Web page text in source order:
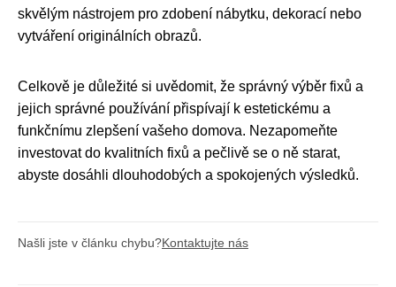
skvělým nástrojem pro zdobení nábytku, dekorací nebo
vytváření originálních obrazů.
Celkově je důležité si uvědomit, že správný výběr fixů a
jejich správné používání přispívají k estetickému a
funkčnímu zlepšení vašeho domova. Nezapomeňte
investovat do kvalitních fixů a pečlivě se o ně starat,
abyste dosáhli dlouhodobých a spokojených výsledků.
Našli jste v článku chybu?Kontaktujte nás